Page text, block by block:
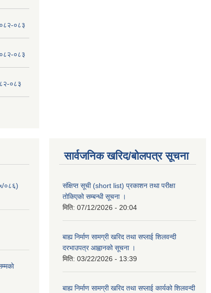
०८३
०८३
०८३
०८६)
सार्वजनिक खरिद/बोलपत्र सूचना
संक्षिप्त सूची (short list) प्रकाशन तथा परीक्षा
तोकिएको सम्बन्धी सूचना ।
मिति: 07/12/2026 - 20:04
बाह्य निर्माण सामग्री खरिद तथा सप्लाई शिलवन्दी
दरभाउपत्र आह्वानको सूचना ।
मिति: 03/22/2026 - 13:39
बाह्य निर्माण सामग्री खरिद तथा सप्लाई कार्यको शिलवन्दी